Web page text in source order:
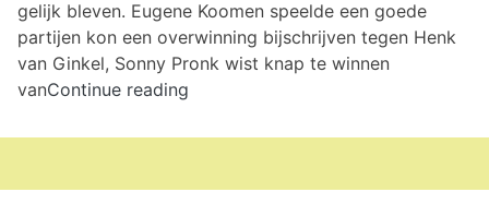
gelijk bleven. Eugene Koomen speelde een goede
partijen kon een overwinning bijschrijven tegen Henk
van Ginkel, Sonny Pronk wist knap te winnen
vanContinue reading
interne